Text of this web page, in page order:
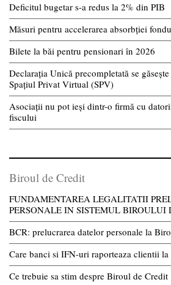
Deficitul bugetar s-a redus la 2% din PIB
Măsuri pentru accelerarea absorbției
Bilete la băi pentru pensionari în 2026
Declarația Unică precompletată se
Spațiul Privat Virtual (SPV)
Asociații nu pot ieși dintr-o firmă cu
fiscului
Biroul de Credit
FUNDAMENTAREA LEGALITATII
PERSONALE IN SISTEMUL BIROULUI
BCR: prelucrarea datelor personale la
Care banci si IFN-uri raporteaza clientii
Ce trebuie sa stim despre Biroul de Credit